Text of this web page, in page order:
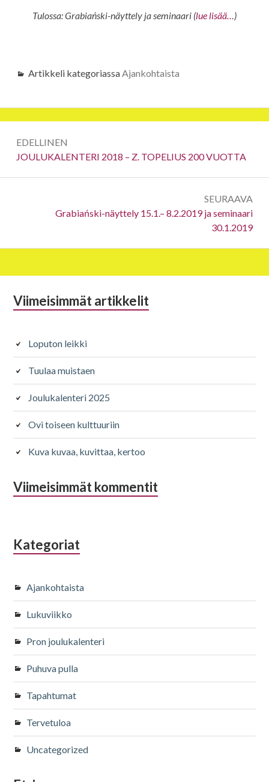
Tulossa: Grabiański-näyttely ja seminaari (lue lisää…)
Artikkeli kategoriassaAjankohtaista
selaus
EDELLINEN
Edellinen:
JOULUKALENTERI 2018 – Z. TOPELIUS 200 VUOTTA
SEURAAVA
Seuraava:
Grabiański-näyttely 15.1.– 8.2.2019 ja seminaari
30.1.2019
Alapalkin
Viimeisimmät artikkelit
Loputon leikki
Tuulaa muistaen
Joulukalenteri 2025
Ovi toiseen kulttuuriin
Kuva kuvaa, kuvittaa, kertoo
Viimeisimmät kommentit
Kategoriat
Ajankohtaista
Lukuviikko
Pron joulukalenteri
Puhuva pulla
Tapahtumat
Tervetuloa
Uncategorized